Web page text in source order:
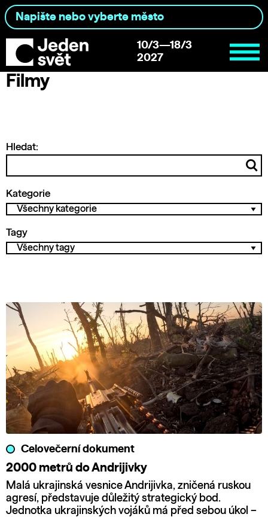
10/3—18/3
2027
Filmy
Hledat:
Kategorie
Tagy
Celovečerní dokument
2000 metrů do Andrijivky
Malá ukrajinská vesnice Andrijivka, zničená ruskou
agresí, představuje důležitý strategický bod.
Jednotka ukrajinských vojáků má před sebou úkol –